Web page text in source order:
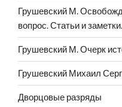
Грушевский М.
вопрос. Статьи и
Грушевский М. Очерк
Грушевский Михаил
Дворцовые разряды